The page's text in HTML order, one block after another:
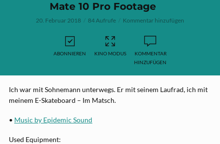
Mate 10 Pro Footage
20. Februar 2018 84 Aufrufe Kommentar hinzufügen
ABONNIEREN KINO MODUS
KOMMENTAR
HINZUFÜGEN
Ich war mit Sohnemann unterwegs. Er mit seinem Laufrad, ich mit
meinem E-Skateboard – Im Matsch.
• Music by Epidemic Sound
Used Equipment: